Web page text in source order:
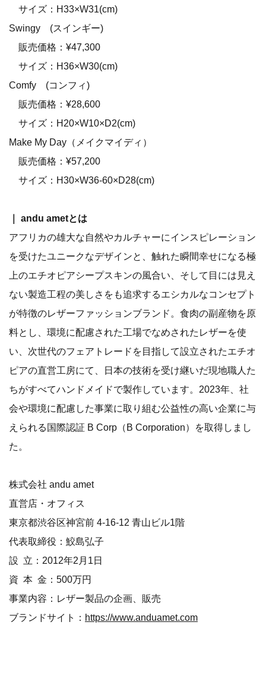
サイズ：H33×W31(cm)
Swingy (スインギー)
販売価格：¥47,300
サイズ：H36×W30(cm)
Comfy (コンフィ)
販売価格：¥28,600
サイズ：H20×W10×D2(cm)
Make My Day（メイクマイディ）
販売価格：¥57,200
サイズ：H30×W36-60×D28(cm)
｜ andu ametとは
アフリカの雄大な自然やカルチャーにインスピレーション
を受けたユニークなデザインと、触れた瞬間幸せになる極
上のエチオピアシープスキンの風合い、そして目には見え
ない製造工程の美しさをも追求するエシカルなコンセプト
が特徴のレザーファッションブランド。食肉の副産物を原
料とし、環境に配慮された工場でなめされたレザーを使
い、次世代のフェアトレードを目指して設立されたエチオ
ピアの直営工房にて、日本の技術を受け継いだ現地職人た
ちがすべてハンドメイドで製作しています。2023年、社
会や環境に配慮した事業に取り組む公益性の高い企業に与
えられる国際認証 B Corp（B Corporation）を取得しまし
た。
株式会社 andu amet
直営店・オフィス
東京都渋谷区神宮前 4-16-12 青山ビル1階
代表取締役：鮫島弘子
設 立：2012年2月1日
資 本 金：500万円
事業内容：レザー製品の企画、販売
ブランドサイト： https://www.anduamet.com